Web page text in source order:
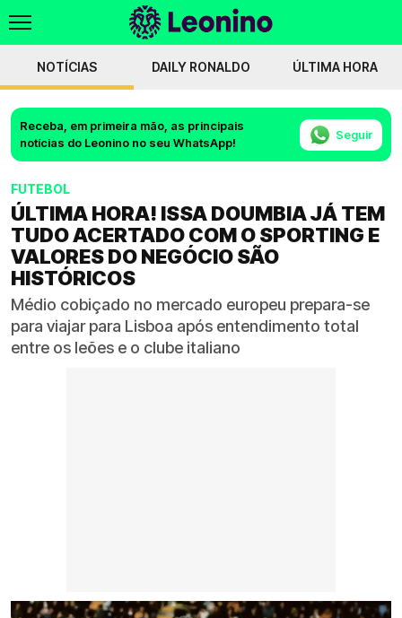
NOTÍCIAS DAILY RONALDO ÚLTIMA HORA
Receba, em primeira mão, as principais
notícias do Leonino no seu WhatsApp!
Seguir
FUTEBOL
ÚLTIMA HORA! ISSA DOUMBIA JÁ TEM
TUDO ACERTADO COM O SPORTING E
VALORES DO NEGÓCIO SÃO
HISTÓRICOS
Médio cobiçado no mercado europeu prepara-se
para viajar para Lisboa após entendimento total
entre os leões e o clube italiano